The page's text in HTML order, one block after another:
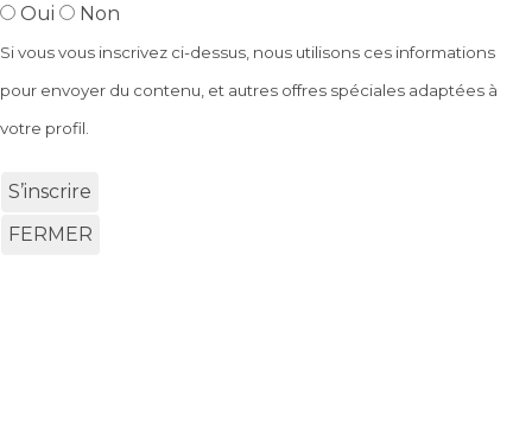
Oui
Non
Si vous vous inscrivez ci-dessus, nous utilisons ces informations
pour envoyer du contenu, et autres offres spéciales adaptées à
votre profil.
S’inscrire
FERMER